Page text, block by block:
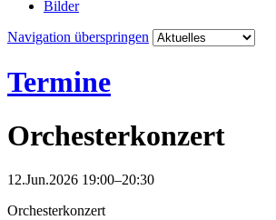
Bilder
Navigation überspringen
Termine
Orchesterkonzert
12.Jun.2026 19:00–20:30
Orchesterkonzert